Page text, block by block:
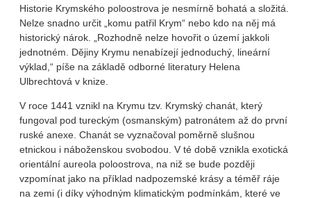
Historie Krymského poloostrova je nesmírně bohatá a složitá.
Nelze snadno určit „komu patřil Krym“ nebo kdo na něj má
historický nárok. „Rozhodně nelze hovořit o území jakkoli
jednotném. Dějiny Krymu nenabízejí jednoduchý, lineární
výklad,“ píše na základě odborné literatury Helena
Ulbrechtová v knize.
V roce 1441 vznikl na Krymu tzv. Krymský chanát, který
fungoval pod tureckým (osmanským) patronátem až do první
ruské anexe. Chanát se vyznačoval poměrně slušnou
etnickou i náboženskou svobodou. V té době vznikla exotická
orientální aureola poloostrova, na niž se bude později
vzpomínat jako na příklad nadpozemské krásy a téměř ráje
na zemi (i díky výhodným klimatickým podmínkám, které ve